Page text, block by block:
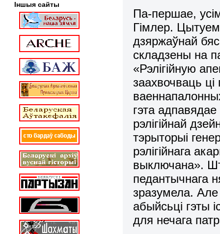
Па-першае,
Гімлер.
дзяржаўнай
складзены на
«Рэлігійную
заахвочваць
гэта
рэлігійнай
тэрыторыі
рэлігійнага
выключана».
педантычнага
зразумела.
абыйсьці гэты
для нечага
Іншыя сайты